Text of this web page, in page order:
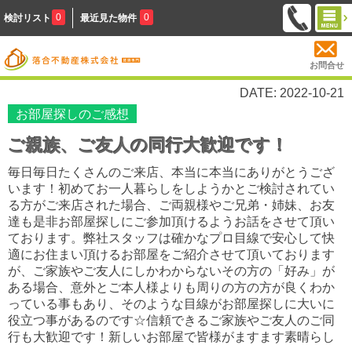
検討リスト 0 最近見た物件 0
お問合せ
DATE: 2022-10-21
お部屋探しのご感想
ご親族、ご友人の同行大歓迎です！
毎日毎日たくさんのご来店、本当に本当にありがとうござ
います！初めてお一人暮らしをしようかとご検討されてい
る方がご来店された場合、ご両親様やご兄弟・姉妹、お友
達も是非お部屋探しにご参加頂けるようお話をさせて頂い
ております。弊社スタッフは確かなプロ目線で安心して快
適にお住まい頂けるお部屋をご紹介させて頂いております
が、ご家族やご友人にしかわからないその方の「好み」が
ある場合、意外とご本人様よりも周りの方の方が良くわか
っている事もあり、そのような目線がお部屋探しに大いに
役立つ事があるのです☆信頼できるご家族やご友人のご同
行も大歓迎です！新しいお部屋で皆様がますます素晴らし